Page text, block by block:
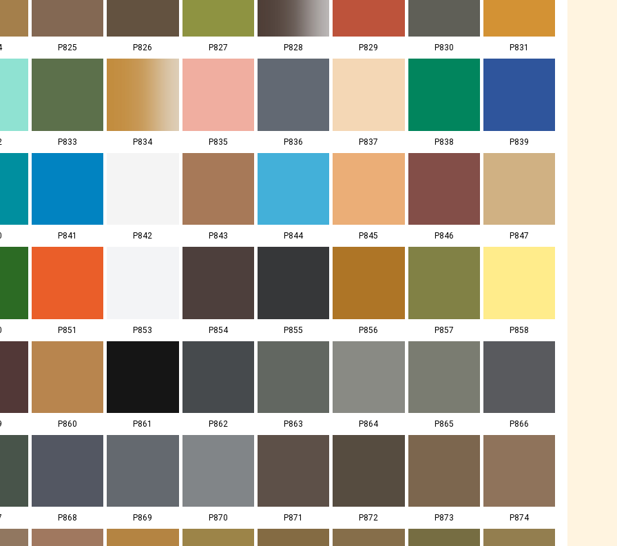
P825 P826 P827 P828 P829 P830 P831
P833 P834 P835 P836 P837 P838 P839
P841 P842 P843 P844 P845 P846 P847
P851 P853 P854 P855 P856 P857 P858
P860 P861 P862 P863 P864 P865 P866
P868 P869 P870 P871 P872 P873 P874